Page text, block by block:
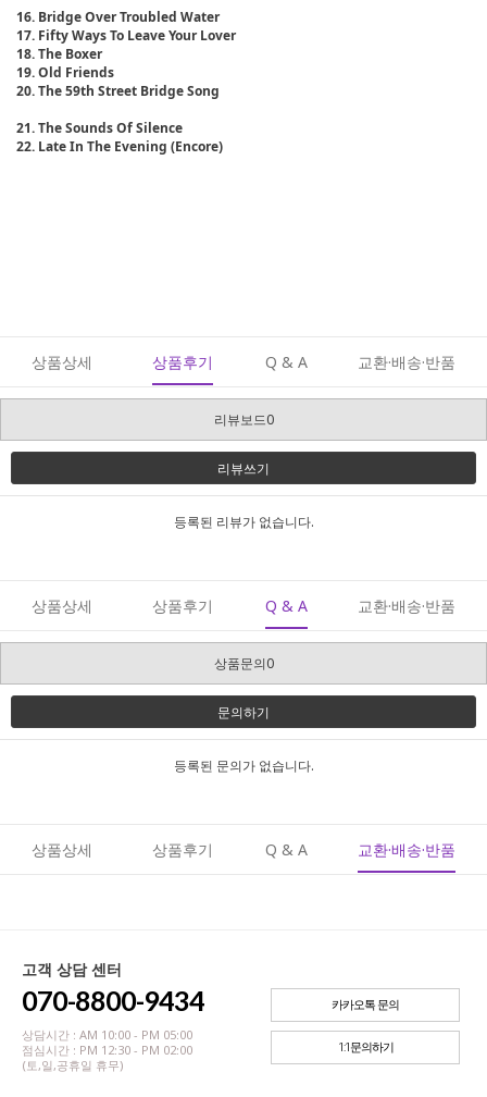
16. Bridge Over Troubled Water
17. Fifty Ways To Leave Your Lover
18. The Boxer
19. Old Friends
20. The 59th Street Bridge Song
21. The Sounds Of Silence
22. Late In The Evening (Encore)
상품상세 상품후기 Q & A 교환·배송·반품
리뷰보드0
리뷰쓰기
등록된 리뷰가 없습니다.
상품상세 상품후기 Q & A 교환·배송·반품
상품문의0
문의하기
등록된 문의가 없습니다.
상품상세 상품후기 Q & A 교환·배송·반품
고객 상담 센터
070-8800-9434
상담시간 : AM 10:00 - PM 05:00
점심시간 : PM 12:30 - PM 02:00
(토,일,공휴일 휴무)
카카오톡 문의
1:1문의하기